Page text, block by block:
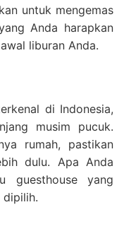
untuk mengemas
Anda harapkan
liburan Anda.
di Indonesia,
musim pucuk.
rumah, pastikan
dulu. Apa Anda
guesthouse yang
dipilih.